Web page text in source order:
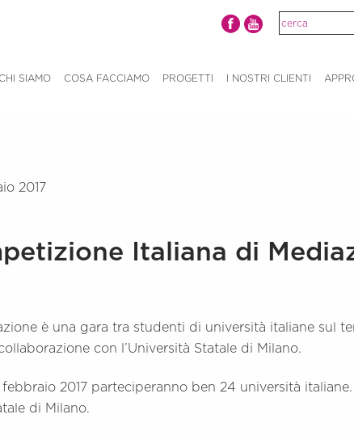
CHI SIAMO COSA FACCIAMO PROGETTI I NOSTRI CLIENTI
2017
Italiana di
è una gara tra studenti di università italiane sul
con l’Università Statale di Milano.
febbraio 2017 parteciperanno ben 24 università
di Milano.